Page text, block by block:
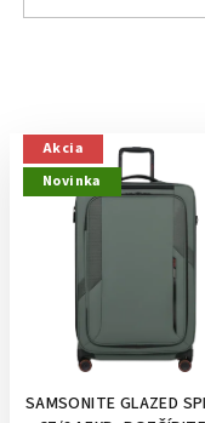
V
ý
p
Akcia
Novinka
SAMSONITE GLAZED